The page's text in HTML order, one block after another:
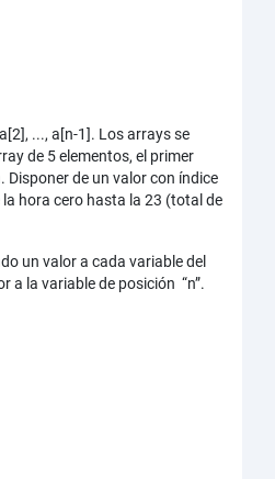
..., a[n-1]. Los arrays se
de 5 elementos, el primer
de un valor con índice
hora cero hasta la 23 (total de
un valor a cada variable del
a la variable de posición “n”.